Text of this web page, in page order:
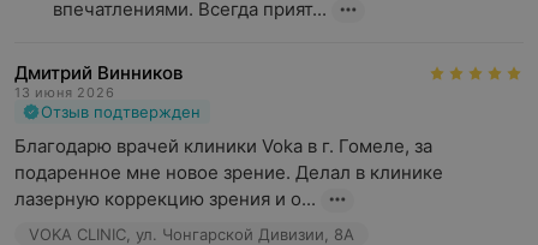
впечатлениями. Всегда прият...
Дмитрий Винников
13 июня 2026
Отзыв подтвержден
Благодарю врачей клиники Voka в г. Гомеле, за
подаренное мне новое зрение. Делал в клинике
лазерную коррекцию зрения и о...
VOKA CLINIC, ул. Чонгарской Дивизии, 8А